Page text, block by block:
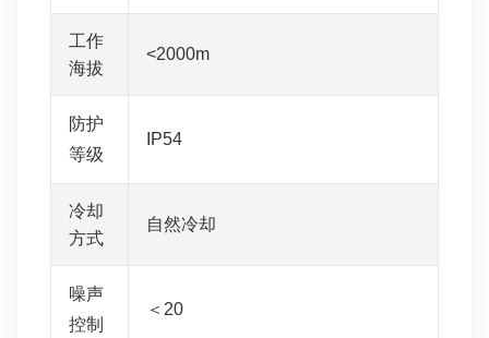
工作
海拔
<2000m
防护
等级
IP54
冷却
方式
自然冷却
噪声
控制
＜20